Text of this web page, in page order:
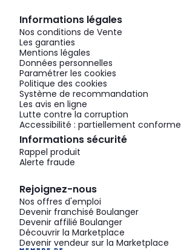
Informations légales
Nos conditions de Vente
Les garanties
Mentions légales
Données personnelles
Paramétrer les cookies
Politique des cookies
Système de recommandation
Les avis en ligne
Lutte contre la corruption
Accessibilité : partiellement conforme
Informations sécurité
Rappel produit
Alerte fraude
Rejoignez-nous
Nos offres d'emploi
Devenir franchisé Boulanger
Devenir affilié Boulanger
Découvrir la Marketplace
Devenir vendeur sur la Marketplace